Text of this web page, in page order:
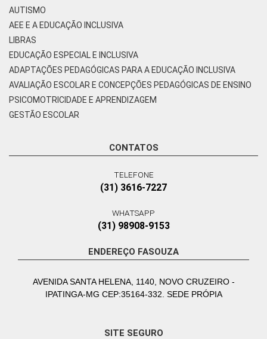
AUTISMO
AEE E A EDUCAÇÃO INCLUSIVA
LIBRAS
EDUCAÇÃO ESPECIAL E INCLUSIVA
ADAPTAÇÕES PEDAGÓGICAS PARA A EDUCAÇÃO INCLUSIVA
AVALIAÇÃO ESCOLAR E CONCEPÇÕES PEDAGÓGICAS DE ENSINO
PSICOMOTRICIDADE E APRENDIZAGEM
GESTÃO ESCOLAR
CONTATOS
TELEFONE
(31) 3616-7227
WHATSAPP
(31) 98908-9153
ENDEREÇO FASOUZA
AVENIDA SANTA HELENA, 1140, NOVO CRUZEIRO -
IPATINGA-MG CEP:35164-332. SEDE PRÓPIA
SITE SEGURO